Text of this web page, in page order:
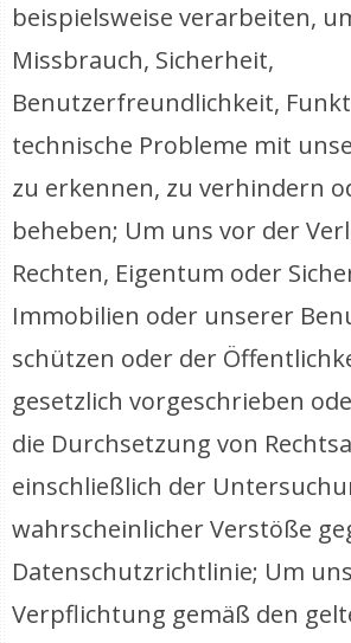
beispielsweise verarbeiten,
Missbrauch, Sicherheit,
Benutzerfreundlichkeit,
technische Probleme mit
zu erkennen, zu verhindern
beheben; Um uns vor der
Rechten, Eigentum oder
Immobilien oder unserer
schützen oder der
gesetzlich vorgeschrieben
die Durchsetzung von
einschließlich der
wahrscheinlicher Verstöße
Datenschutzrichtlinie; Um
Verpflichtung gemäß den